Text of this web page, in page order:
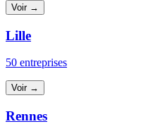
Voir →
Lille
50 entreprises
Voir →
Rennes